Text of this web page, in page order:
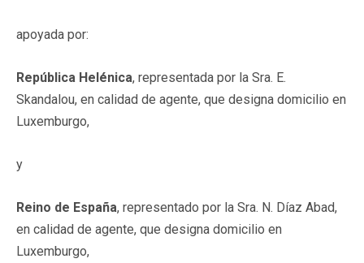
apoyada por:
República Helénica, representada por la Sra. E.
Skandalou, en calidad de agente, que designa domicilio en
Luxemburgo,
y
Reino de España, representado por la Sra. N. Díaz Abad,
en calidad de agente, que designa domicilio en
Luxemburgo,